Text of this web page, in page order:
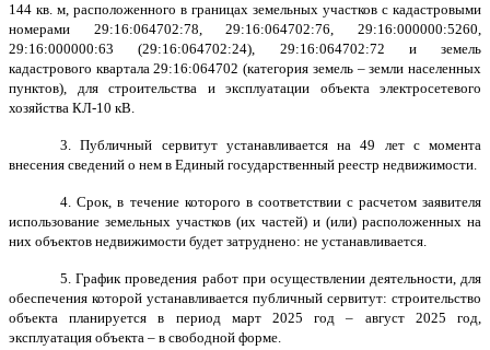
144 кв. м, расположенного в границах земельных участков с кадастровыми
номерами 29:16:064702:78, 29:16:064702:76, 29:16:000000:5260,
29:16:000000:63 (29:16:064702:24), 29:16:064702:72 и земель
кадастрового квартала 29:16:064702 (категория земель – земли населенных
пунктов), для строительства и эксплуатации объекта электросетевого
хозяйства КЛ-10 кВ.
3. Публичный сервитут устанавливается на 49 лет с момента
внесения сведений о нем в Единый государственный реестр недвижимости.
4. Срок, в течение которого в соответствии с расчетом заявителя
использование земельных участков (их частей) и (или) расположенных на
них объектов недвижимости будет затруднено: не устанавливается.
5. График проведения работ при осуществлении деятельности, для
обеспечения которой устанавливается публичный сервитут: строительство
объекта планируется в период март 2025 год – август 2025 год,
эксплуатация объекта – в свободной форме.